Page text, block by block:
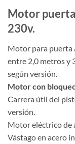
Motor
230v.
Motor para puerta
entre 2,0 metros y
según versión.
Motor con
Carrera útil del
versión.
Motor eléctrico de
Vástago en acero